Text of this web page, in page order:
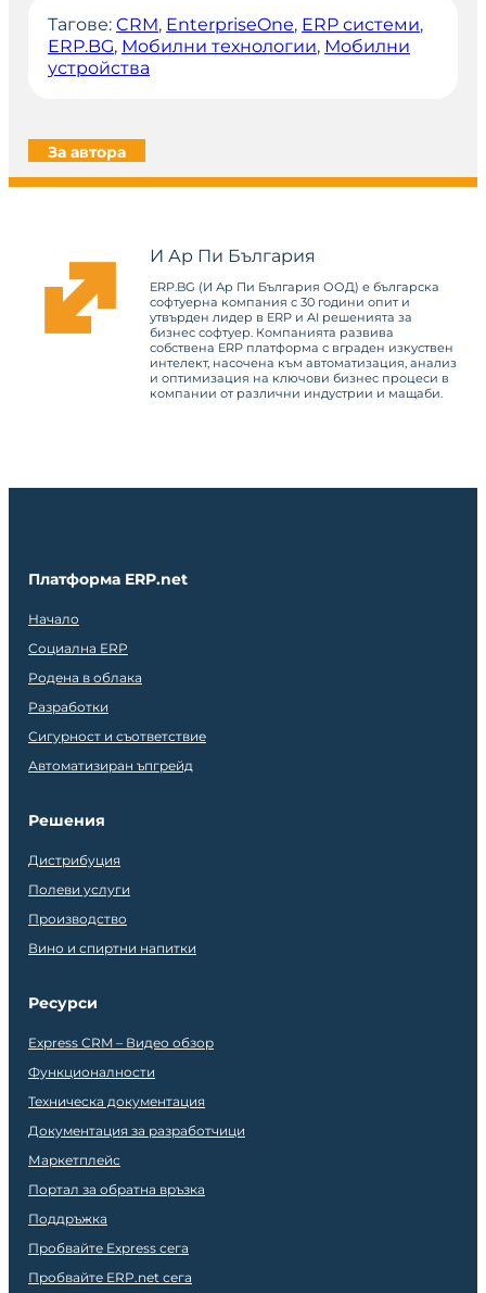
Тагове: CRM, EnterpriseOne, ERP системи
ERP.BG, Мобилни технологии, Мобилни
устройства
За автора
И Ар Пи България
ERP.BG (И Ар Пи България ООД) е българска
софтуерна компания с 30 години опит и
утвърден лидер в ERP и AI решенията за
бизнес софтуер. Компанията развива
собствена ERP платформа с вграден изкуствен
интелект, насочена към автоматизация, анализ
и оптимизация на ключови бизнес процеси в
компании от различни индустрии и мащаби.
Платформа ERP.net
Начало
Социална ERP
Родена в облака
Разработки
Сигурност и съответствие
Автоматизиран ъпгрейд
Решения
Дистрибуция
Полеви услуги
Производство
Вино и спиртни напитки
Ресурси
Express CRM – Видео обзор
Функционалности
Техническа документация
Документация за разработчици
Маркетплейс
Портал за обратна връзка
Поддръжка
Пробвайте Express сега
Пробвайте ERP.net сега